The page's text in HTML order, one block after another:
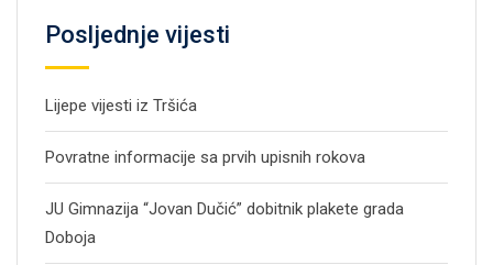
Posljednje vijesti
Lijepe vijesti iz Tršića
Povratne informacije sa prvih upisnih rokova
JU Gimnazija “Jovan Dučić” dobitnik plakete grada
Doboja